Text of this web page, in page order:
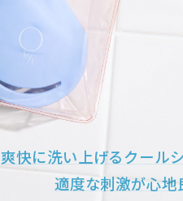
爽快に洗い上げるクール
適度な刺激が心地